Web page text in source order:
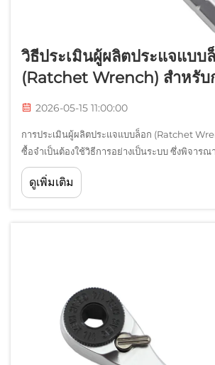
วิธีประเมินผู้ผลิตประแจแบบ
(Ratchet Wrench) สำหรับ
2026-05-15 11:00:00
การประเมินผู้ผลิตประแจแบบล็อก (Ratchet
ซื้อจำเป็นต้องใช้วิธีการอย่างเป็นระบบ ซึ่งพิจาร
ที่มากกว่าเพียงแค่ราคาเท่านั้น ทีมจัดซื้อมืออาชีพจ
คุณภาพการผลิต กำลังการผลิต และข้อกำหนดทาง
ดูเพิ่มเติม